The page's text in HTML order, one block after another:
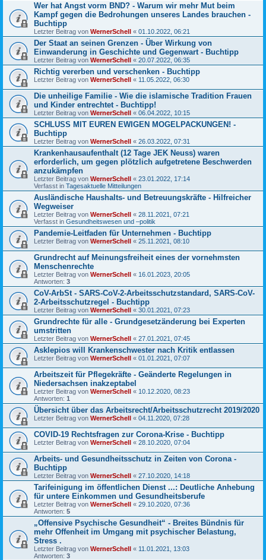
Wer hat Angst vorm BND? - Warum wir mehr Mut beim
Kampf gegen die Bedrohungen unseres Landes brauchen -
Buchtipp
Letzter Beitrag von WernerSchell « 01.10.2022, 06:21
Der Staat an seinen Grenzen - Über Wirkung von
Einwanderung in Geschichte und Gegenwart - Buchtipp
Letzter Beitrag von WernerSchell « 20.07.2022, 06:35
Richtig vererben und verschenken - Buchtipp
Letzter Beitrag von WernerSchell « 11.05.2022, 06:30
Die unheilige Familie - Wie die islamische Tradition Frauen
und Kinder entrechtet - Buchtipp!
Letzter Beitrag von WernerSchell « 06.04.2022, 10:15
SCHLUSS MIT EUREN EWIGEN MOGELPACKUNGEN! -
Buchtipp
Letzter Beitrag von WernerSchell « 26.03.2022, 07:31
Krankenhausaufenthalt (12 Tage JEK Neuss) waren
erforderlich, um gegen plötzlich aufgetretene Beschwerden
anzukämpfen
Letzter Beitrag von WernerSchell « 23.01.2022, 17:14
Verfasst in Tagesaktuelle Mitteilungen
Ausländische Haushalts- und Betreuungskräfte - Hilfreicher
Wegweiser
Letzter Beitrag von WernerSchell « 28.11.2021, 07:21
Verfasst in Gesundheitswesen und –politik
Pandemie-Leitfaden für Unternehmen - Buchtipp
Letzter Beitrag von WernerSchell « 25.11.2021, 08:10
Grundrecht auf Meinungsfreiheit eines der vornehmsten
Menschenrechte
Letzter Beitrag von WernerSchell « 16.01.2023, 20:05
Antworten: 3
CoV-ArbSt - SARS-CoV-2-Arbeitsschutzstandard, SARS-CoV-
2-Arbeitsschutzregel - Buchtipp
Letzter Beitrag von WernerSchell « 30.01.2021, 07:23
Grundrechte für alle - Grundgesetzänderung bei Experten
umstritten
Letzter Beitrag von WernerSchell « 27.01.2021, 07:45
Asklepios will Krankenschwester nach Kritik entlassen
Letzter Beitrag von WernerSchell « 01.01.2021, 07:07
Arbeitszeit für Pflegekräfte - Geänderte Regelungen in
Niedersachsen inakzeptabel
Letzter Beitrag von WernerSchell « 10.12.2020, 08:23
Antworten: 1
Übersicht über das Arbeitsrecht/Arbeitsschutzrecht 2019/2020
Letzter Beitrag von WernerSchell « 04.11.2020, 07:28
COVID-19 Rechtsfragen zur Corona-Krise - Buchtipp
Letzter Beitrag von WernerSchell « 28.10.2020, 07:04
Arbeits- und Gesundheitsschutz in Zeiten von Corona -
Buchtipp
Letzter Beitrag von WernerSchell « 27.10.2020, 14:18
Tarifeinigung im öffentlichen Dienst ...: Deutliche Anhebung
für untere Einkommen und Gesundheitsberufe
Letzter Beitrag von WernerSchell « 29.10.2020, 07:36
Antworten: 5
„Offensive Psychische Gesundheit“ - Breites Bündnis für
mehr Offenheit im Umgang mit psychischer Belastung,
Stress .
Letzter Beitrag von WernerSchell « 11.01.2021, 13:03
Antworten: 3